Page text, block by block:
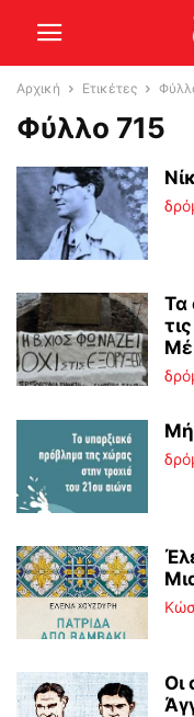
Αρχική Ετικέτες
Φύλλο 715
Τα
Οι